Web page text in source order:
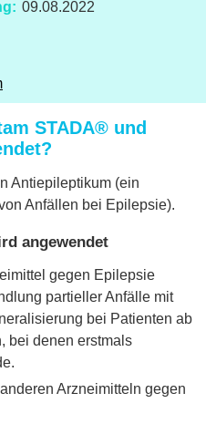
09.08.2022
STADA® und
Antiepileptikum (ein
Anfällen bei Epilepsie).
angewendet
gegen Epilepsie
partieller Anfälle mit
bei Patienten ab
bei denen erstmals
Arzneimitteln gegen